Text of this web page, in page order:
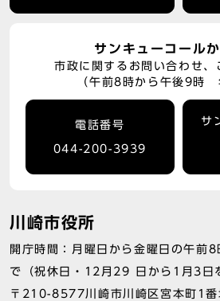
サンキューコール
市政に関するお問い合わせ、
（午前8時から午後9時
電話番号
044-200-3939
サ
川崎市役所
開庁時間：月曜日から金曜日の午前
で（祝休日・12月29 日から1月3日
〒210-8577川崎市川崎区宮本町1番